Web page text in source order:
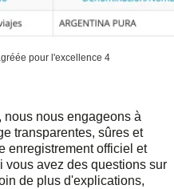
pour l'excellence 4
nous nous engageons à
transparentes, sûres et
enregistrement officiel et
vous avez des questions sur
de plus d'explications,